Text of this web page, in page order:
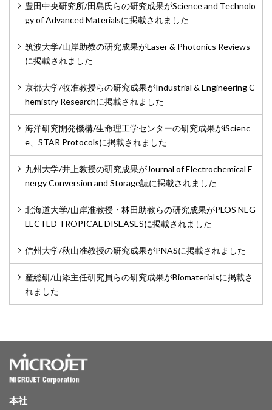
豊田中央研究所/田島氏らの研究成果がScience and Technolo
gy of Advanced Materialsに掲載されました
筑波大学/山岸助教の研究成果がLaser & Photonics Reviews
に掲載されました
京都大学/牧准教授らの研究成果がIndustrial & Engineering C
hemistry Researchに掲載されました
海洋研究開発機構/生命理工学センターの研究成果がiScienc
e、STAR Protocolsに掲載されました
九州大学/井上教授の研究成果がJournal of Electrochemical E
nergy Conversion and Storage誌に掲載されました
北海道大学/山岸准教授・林田助教らの研究成果がPLOS NEG
LECTED TROPICAL DISEASESに掲載されました
信州大学/秋山准教授の研究成果がPNASに掲載されました
産総研/山添主任研究員らの研究成果がBiomaterialsに掲載さ
れました
本社